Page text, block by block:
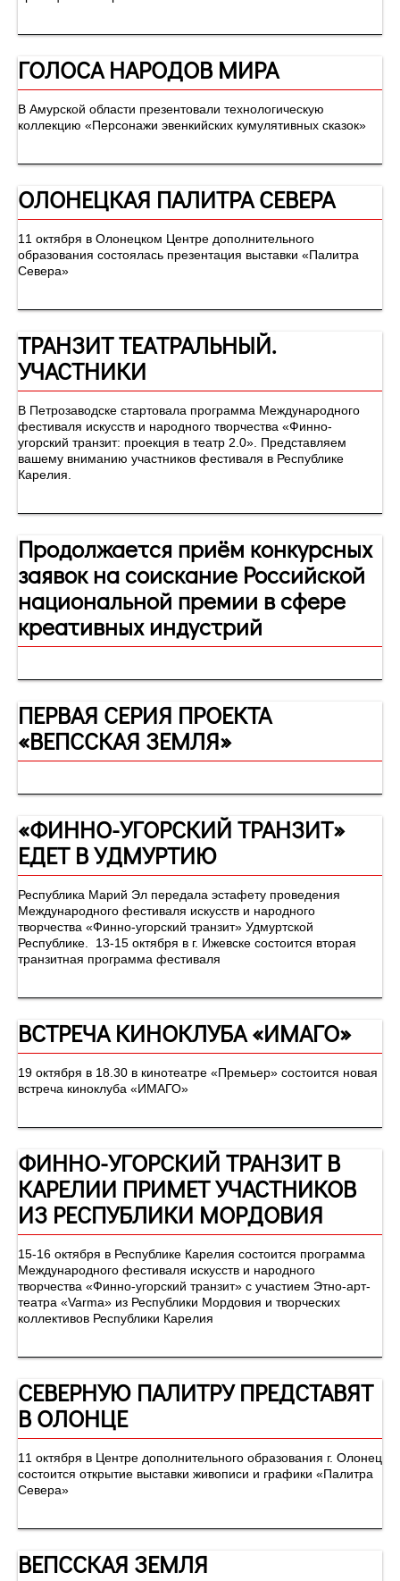
ГОЛОСА НАРОДОВ МИРА
В Амурской области презентовали технологическую
коллекцию «Персонажи эвенкийских кумулятивных сказок»
ОЛОНЕЦКАЯ ПАЛИТРА СЕВЕРА
11 октября в Олонецком Центре дополнительного
образования состоялась презентация выставки «Палитра
Севера»
ТРАНЗИТ ТЕАТРАЛЬНЫЙ.
УЧАСТНИКИ
В Петрозаводске стартовала программа Международного
фестиваля искусств и народного творчества «Финно-
угорский транзит: проекция в театр 2.0». Представляем
вашему вниманию участников фестиваля в Республике
Карелия.
Продолжается приём конкурсных
заявок на соискание Российской
национальной премии в сфере
креативных индустрий
ПЕРВАЯ СЕРИЯ ПРОЕКТА
«ВЕПССКАЯ ЗЕМЛЯ»
«ФИННО-УГОРСКИЙ ТРАНЗИТ»
ЕДЕТ В УДМУРТИЮ
Республика Марий Эл передала эстафету проведения
Международного фестиваля искусств и народного
творчества «Финно-угорский транзит» Удмуртской
Республике. 13-15 октября в г. Ижевске состоится вторая
транзитная программа фестиваля
ВСТРЕЧА КИНОКЛУБА «ИМАГО»
19 октября в 18.30 в кинотеатре «Премьер» состоится новая
встреча киноклуба «ИМАГО»
ФИННО-УГОРСКИЙ ТРАНЗИТ В
КАРЕЛИИ ПРИМЕТ УЧАСТНИКОВ
ИЗ РЕСПУБЛИКИ МОРДОВИЯ
15-16 октября в Республике Карелия состоится программа
Международного фестиваля искусств и народного
творчества «Финно-угорский транзит» с участием Этно-арт-
театра «Varma» из Республики Мордовия и творческих
коллективов Республики Карелия
СЕВЕРНУЮ ПАЛИТРУ ПРЕДСТАВЯТ
В ОЛОНЦЕ
11 октября в Центре дополнительного образования г. Олонец
состоится открытие выставки живописи и графики «Палитра
Севера»
ВЕПССКАЯ ЗЕМЛЯ